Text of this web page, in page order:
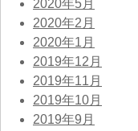
2020年5月
2020年2月
2020年1月
2019年12月
2019年11月
2019年10月
2019年9月